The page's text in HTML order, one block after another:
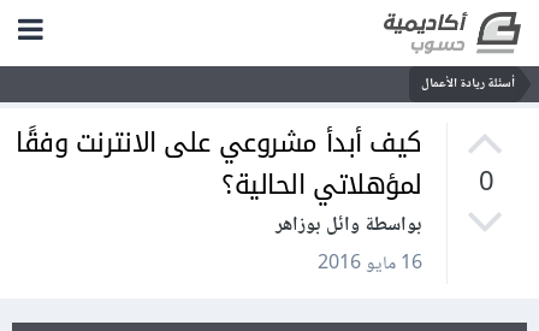
أسئلة ريادة الأعمال
0
كيف أبدأ مشروعي على الانترنت وفقًا
لمؤهلاتي الحالية؟
بواسطة وائل بوزاهر
16 مايو 2016